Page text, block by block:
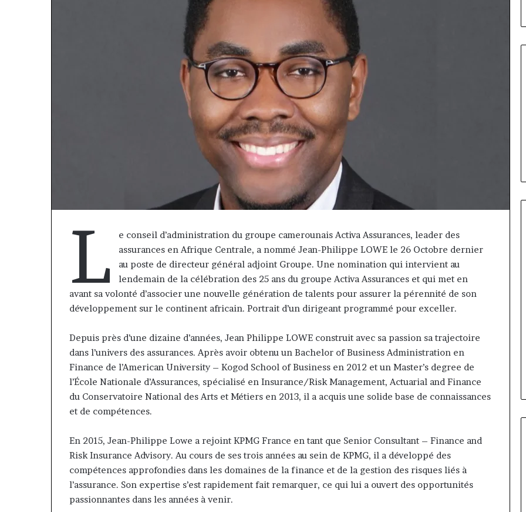
L
e conseil d’administration du groupe camerounais Activa Assurances, leader des
assurances en Afrique Centrale, a nommé Jean-Philippe LOWE le 26 Octobre dernier
au poste de directeur général adjoint Groupe. Une nomination qui intervient au
lendemain de la célébration des 25 ans du groupe Activa Assurances et qui met en
avant sa volonté d’associer une nouvelle génération de talents pour assurer la pérennité de son
développement sur le continent africain. Portrait d’un dirigeant programmé pour exceller.
Depuis près d’une dizaine d’années, Jean Philippe LOWE construit avec sa passion sa trajectoire
dans l’univers des assurances. Après avoir obtenu un Bachelor of Business Administration en
Finance de l’American University – Kogod School of Business en 2012 et un Master’s degree de
l’École Nationale d’Assurances, spécialisé en Insurance/Risk Management, Actuarial and Finance
du Conservatoire National des Arts et Métiers en 2013, il a acquis une solide base de connaissances
et de compétences.
En 2015, Jean-Philippe Lowe a rejoint KPMG France en tant que Senior Consultant – Finance and
Risk Insurance Advisory. Au cours de ses trois années au sein de KPMG, il a développé des
compétences approfondies dans les domaines de la finance et de la gestion des risques liés à
l’assurance. Son expertise s’est rapidement fait remarquer, ce qui lui a ouvert des opportunités
passionnantes dans les années à venir.
« Cette plateforme va
regard porté sur la diaspora »
samir Bouzidi se confie sur
jesuisaucameroun com
Fondation
MTN
Cameroun
:
Rose
prend
la
présidence
du
conseil,
Jean-
vice-
président
il y a 10 heures
Rose Leke prend la présidence
du conseil, Jean-Emmanuel
Pondi nommé vice-président
Debuchy
à
la
tête
:
le
choix
de
la
Gaëtan Debuchy à la tête
d’Advans Cameroun : le choix
de la croissance sous discipline